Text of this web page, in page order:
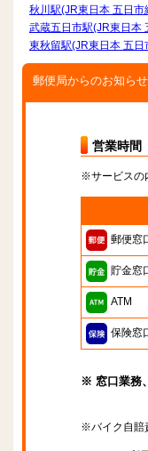
秋川駅(JR東日本 五日市
武蔵五日市駅(JR東日本
東秋留駅(JR東日本 五日
郵便局からのお知らせ
営業時間
※サービスの
郵便窓
貯金窓
ATM
保険窓
※ 窓口業務
※バイク自賠